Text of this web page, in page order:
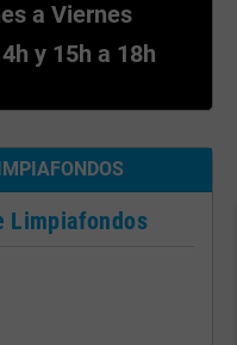
a Viernes
y 15h a 18h
Limpiafondos